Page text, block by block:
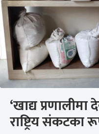
‘खाद्य
राष्ट्रिय संकटका